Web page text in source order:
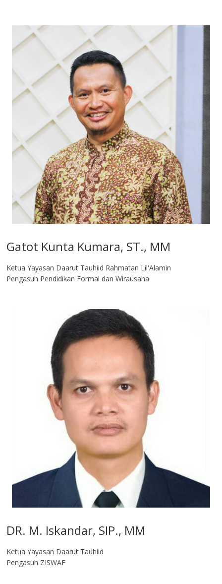
Gatot Kunta Kumara, ST., MM
Ketua Yayasan Daarut Tauhiid Rahmatan Lil'Alamin
Pengasuh Pendidikan Formal dan Wirausaha
DR. M. Iskandar, SIP., MM
Ketua Yayasan Daarut Tauhiid
Pengasuh ZISWAF